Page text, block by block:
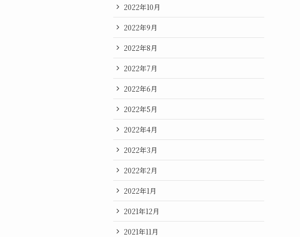
2022年10月
2022年9月
2022年8月
2022年7月
2022年6月
2022年5月
2022年4月
2022年3月
2022年2月
2022年1月
2021年12月
2021年11月